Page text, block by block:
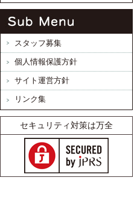
スタッフ募集
個人情報保護方針
サイト運営方針
リンク集
セキュリティ対策は万全